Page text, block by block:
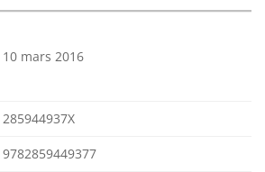
10 mars 2016
285944937X
9782859449377